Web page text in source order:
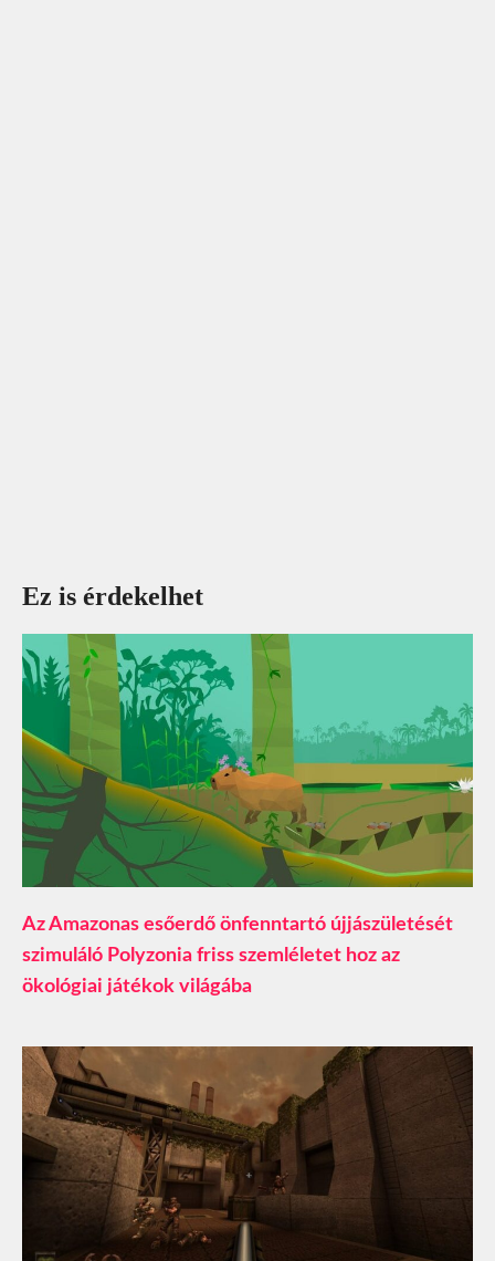
Ez is érdekelhet
Az Amazonas esőerdő önfenntartó újjászületését
szimuláló Polyzonia friss szemléletet hoz az
ökológiai játékok világába